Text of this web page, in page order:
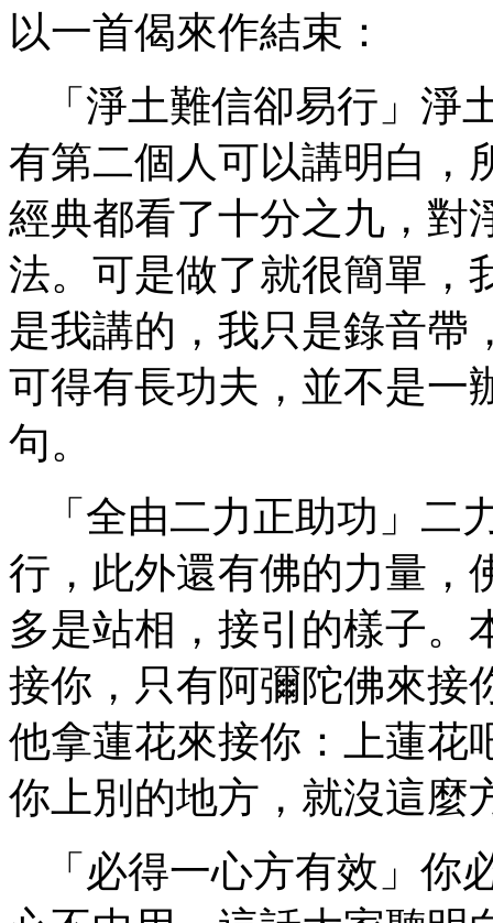
以一首偈來作結束：
「淨土難信卻易行」
有第二個人可以講明白，
經典都看了十分之九，對
法。可是做了就很簡單，
是我講的，我只是錄音帶
可得有長功夫，並不是一
句。
「全由二力正助功」
行，此外還有佛的力量，
多是站相，接引的樣子。
接你，只有阿彌陀佛來接
他拿蓮花來接你：上蓮花
你上別的地方，就沒這麼
「必得一心方有效」